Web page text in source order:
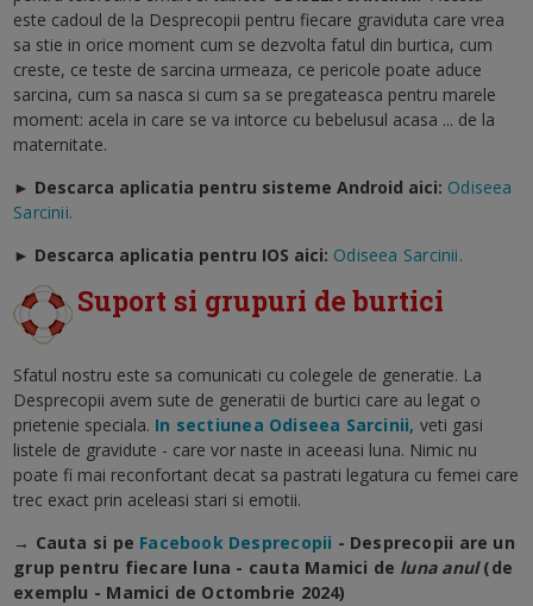
este cadoul de la Desprecopii pentru fiecare graviduta care vrea
sa stie in orice moment cum se dezvolta fatul din burtica, cum
creste, ce teste de sarcina urmeaza, ce pericole poate aduce
sarcina, cum sa nasca si cum sa se pregateasca pentru marele
moment: acela in care se va intorce cu bebelusul acasa ... de la
maternitate.
► Descarca aplicatia pentru sisteme Android aici: Odiseea
Sarcinii.
► Descarca aplicatia pentru IOS aici: Odiseea Sarcinii.
Suport si grupuri de burtici
Sfatul nostru este sa comunicati cu colegele de generatie. La
Desprecopii avem sute de generatii de burtici care au legat o
prietenie speciala. In sectiunea Odiseea Sarcinii, veti gasi
listele de gravidute - care vor naste in aceeasi luna. Nimic nu
poate fi mai reconfortant decat sa pastrati legatura cu femei care
trec exact prin aceleasi stari si emotii.
→ Cauta si pe Facebook Desprecopii - Desprecopii are un
grup pentru fiecare luna - cauta Mamici de luna anul (de
exemplu - Mamici de Octombrie 2024)